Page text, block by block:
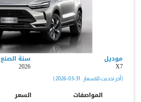
موديل
X7
سنة الصنع
2026
( أخر تحديث للاسعار : 31-03-2026 )
المواصفات السعر